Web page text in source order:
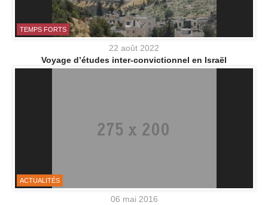
TEMPS FORTS
22 août 2022
Voyage d’études inter-convictionnel en Israël
ACTUALITÉS
06 mai 2016